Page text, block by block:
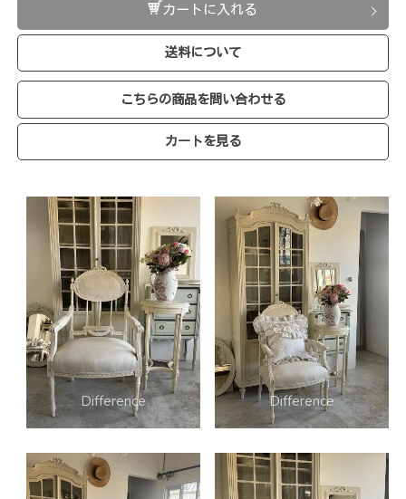
カートに入れる
送料について
こちらの商品を問い合わせる
カートを見る